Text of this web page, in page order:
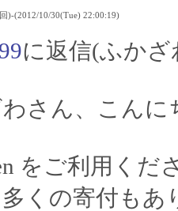
)-(2012/10/30(Tue) 22:00:19)
に返信(ふか
さん、こんに
をご利用く
多くの寄付も